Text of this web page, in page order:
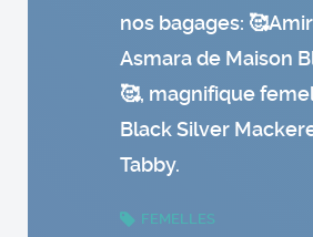
nos bagages:
Asmara de Maison
🥰, magnifique
Black Silver
Tabby.
FEMELLES